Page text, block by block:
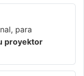
para
proyektor